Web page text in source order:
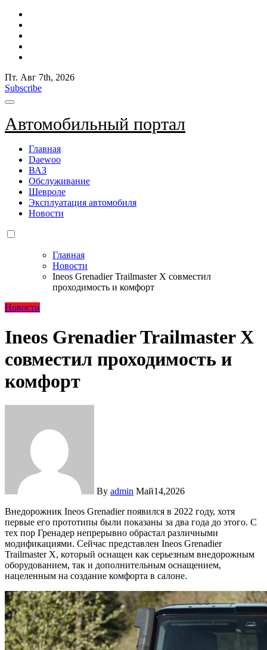
Пт. Авг 7th, 2026
Subscribe
Автомобильный портал
Главная
Daewoo
ВАЗ
Обслуживание
Шевроле
Эксплуатация автомобиля
Новости
Главная
Новости
Ineos Grenadier Trailmaster X совместил
проходимость и комфорт
Новости
Ineos Grenadier Trailmaster X
совместил проходимость и
комфорт
By admin Май14,2026
Внедорожник Ineos Grenadier появился в 2022 году, хотя
первые его прототипы были показаны за два года до этого. С
тех пор Гренадер непрерывно обрастал различными
модификациями. Сейчас представлен Ineos Grenadier
Trailmaster X, который оснащен как серьезным внедорожным
оборудованием, так и дополнительным оснащением,
нацеленным на создание комфорта в салоне.